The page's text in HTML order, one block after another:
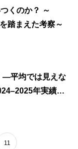
のか？ ～
踏まえた考察～
年実績分
11